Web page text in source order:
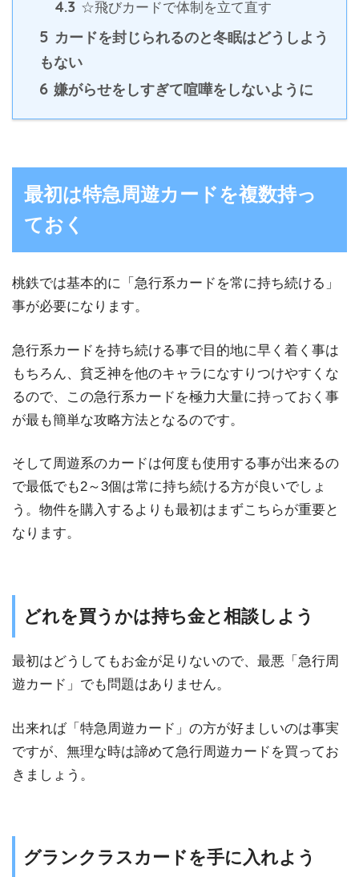
4.3 ☆飛びカードで体制を立て直す
5 カードを封じられるのと冬眠はどうしよう
もない
6 嫌がらせをしすぎて喧嘩をしないように
最初は特急周遊カードを複数持っ
ておく
桃鉄では基本的に「急行系カードを常に持ち続ける」
事が必要になります。
急行系カードを持ち続ける事で目的地に早く着く事は
もちろん、貧乏神を他のキャラになすりつけやすくな
るので、この急行系カードを極力大量に持っておく事
が最も簡単な攻略方法となるのです。
そして周遊系のカードは何度も使用する事が出来るの
で最低でも2～3個は常に持ち続ける方が良いでしょ
う。物件を購入するよりも最初はまずこちらが重要と
なります。
どれを買うかは持ち金と相談しよう
最初はどうしてもお金が足りないので、最悪「急行周
遊カード」でも問題はありません。
出来れば「特急周遊カード」の方が好ましいのは事実
ですが、無理な時は諦めて急行周遊カードを買ってお
きましょう。
グランクラスカードを手に入れよう